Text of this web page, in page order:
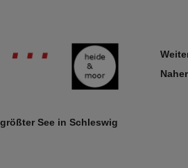
See in Schleswig